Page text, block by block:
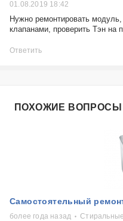
01.08.2019 18:42
Нужно ремонтировать
клапанами, проверить Тэн на
Ответить
ПОХОЖИЕ ВОПРОСЫ
Самостоятельный
более года назад